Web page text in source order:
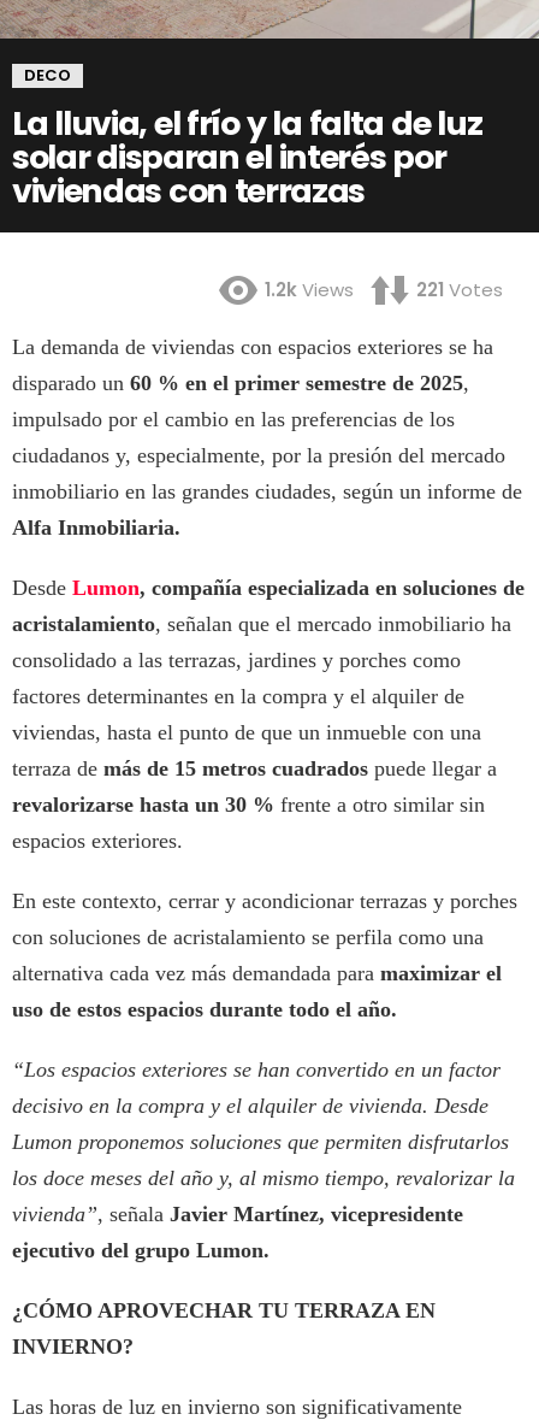
DECO
La lluvia, el frío y la falta de luz
solar disparan el interés por
viviendas con terrazas
1.2kViews 221 Votes
La demanda de viviendas con espacios exteriores se ha
disparado un 60 % en el primer semestre de 2025,
impulsado por el cambio en las preferencias de los
ciudadanos y, especialmente, por la presión del mercado
inmobiliario en las grandes ciudades, según un informe de
Alfa Inmobiliaria.
Desde Lumon, compañía especializada en soluciones de
acristalamiento, señalan que el mercado inmobiliario ha
consolidado a las terrazas, jardines y porches como
factores determinantes en la compra y el alquiler de
viviendas, hasta el punto de que un inmueble con una
terraza de más de 15 metros cuadrados puede llegar a
revalorizarse hasta un 30 % frente a otro similar sin
espacios exteriores.
En este contexto, cerrar y acondicionar terrazas y porches
con soluciones de acristalamiento se perfila como una
alternativa cada vez más demandada para maximizar el
uso de estos espacios durante todo el año.
“Los espacios exteriores se han convertido en un factor
decisivo en la compra y el alquiler de vivienda. Desde
Lumon proponemos soluciones que permiten disfrutarlos
los doce meses del año y, al mismo tiempo, revalorizar la
vivienda”, señala Javier Martínez, vicepresidente
ejecutivo del grupo Lumon.
¿CÓMO APROVECHAR TU TERRAZA EN
INVIERNO?
Las horas de luz en invierno son significativamente